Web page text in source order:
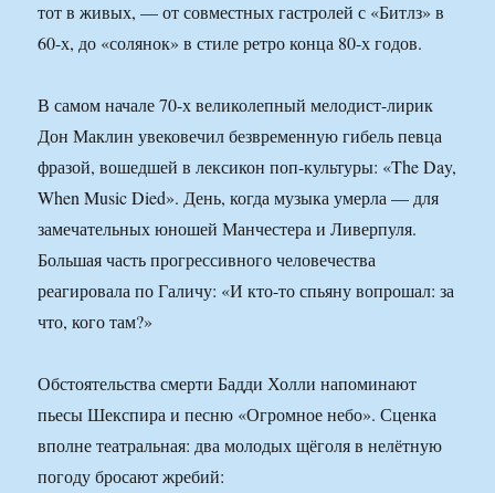
тот в живых, — от совместных гастролей с «Битлз» в
60-х, до «солянок» в стиле ретро конца 80-х годов.
В самом начале 70-х великолепный мелодист-лирик
Дон Маклин увековечил безвременную гибель певца
фразой, вошедшей в лексикон поп-культуры: «The Day,
When Music Died». День, когда музыка умерла — для
замечательных юношей Манчестера и Ливерпуля.
Большая часть прогрессивного человечества
реагировала по Галичу: «И кто-то спьяну вопрошал: за
что, кого там?»
Обстоятельства смерти Бадди Холли напоминают
пьесы Шекспира и песню «Огромное небо». Сценка
вполне театральная: два молодых щёголя в нелётную
погоду бросают жребий: